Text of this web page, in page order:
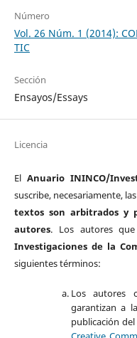
Número
Vol. 26 Núm. 1 (2014):
TIC
Sección
Ensayos/Essays
Licencia
El Anuario ININCO/
suscribe, necesariamente,
textos son arbitrados y
autores. Los autores
Investigaciones de la
siguientes términos:
Los autores
garantizan a
publicación